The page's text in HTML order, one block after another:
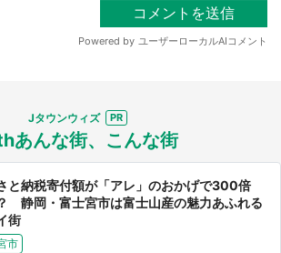
選択する
Jタウンウィズ
あんな街、こんな街
と納税寄付額が「アレ」のおかげで300倍
静岡・富士宮市は富士山産の魅力あふれる
街
市